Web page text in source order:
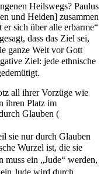
Heilswegs? Paulus
und Heiden] zusammen
sich über alle erbarme“
dass das Ziel sei,
ganze Welt vor Gott
Ziel: jede ethnische
all ihrer Vorzüge wie
ihren Platz im
Glauben (
sie nur durch Glauben
Wurzel ist, die sie
muss ein „Jude“ werden,
Jude wird durch